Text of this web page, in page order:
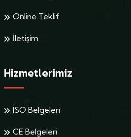
Online Teklif
İletişim
Hizmetlerimiz
ISO Belgeleri
CE Belgeleri